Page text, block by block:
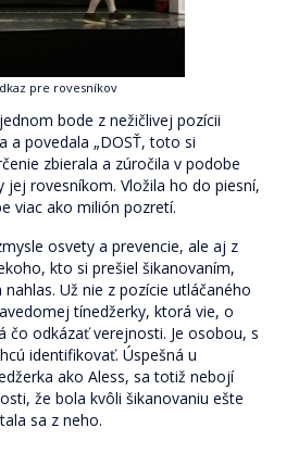
pre rovesníkov
bode z nežičlivej pozícii
a povedala „DOSŤ, toto si
zbierala a zúročila v podobe
jej rovesníkom. Vložila ho do piesní,
viac ako milión pozretí.
osvety a prevencie, ale aj z
kto si prešiel šikanovaním,
Už nie z pozície utláčaného
tínedžerky, ktorá vie, o
čo odkázať verejnosti. Je osobou, s
identifikovať. Úspešná u
ako Aless, sa totiž nebojí
že bola kvôli šikanovaniu ešte
sa z neho.